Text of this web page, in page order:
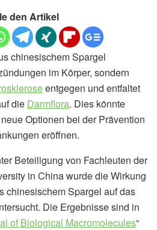
den Artikel
chinesischem Spargel
im Körper, sondern
entgegen und entfaltet
die Darmflora. Dies könnte
Optionen bei der Prävention
eröffnen.
Beteiligung von Fachleuten der
in China wurde die Wirkung
chinesischem Spargel auf das
Die Ergebnisse sind in
of Biological Macromolecules“